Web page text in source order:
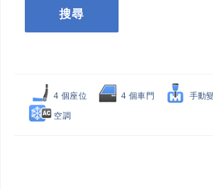
搜尋
4 個座位 4 個車門 手動
空調